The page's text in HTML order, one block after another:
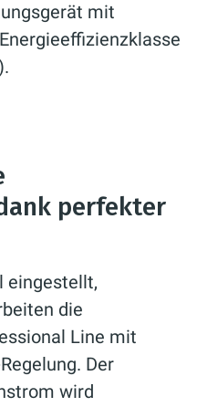
mit
perfekter
eingestellt,
die
Line mit
Der
wird